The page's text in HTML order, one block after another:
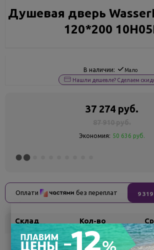
Душевая дверь
120*200
В наличии: Мало
Нашли дешевле? Сделаем
37 274 руб.
Экономия: 50 636 руб.
Оплати без переплат 9 319
Склад Кол-во
Белгород под заказ 7